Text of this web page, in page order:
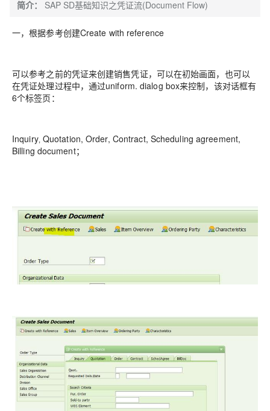
简介： SAP SD基础知识之凭证流(Document Flow)
一，根据参考创建Create with reference
可以参考之前的凭证来创建销售凭证，可以在初始画面，也可以
在凭证处理过程中，通过uniform. dialog box来控制，该对话框有
6个标签页：
Inquiry‚ Quotation, Order, Contract, Scheduling agreement,
Billing document；